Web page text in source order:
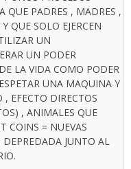
QUE PADRES , MADRES ,
QUE SOLO EJERCEN
UN
UN PODER
LA VIDA COMO PODER
UNA MAQUINA Y
, EFECTO DIRECTOS
, ANIMALES QUE
COINS = NUEVAS
JUNTO AL